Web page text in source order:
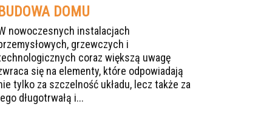
BUDOWA DOMU
nowoczesnych instalacjach
grzewczych i
coraz większą uwagę
się na elementy, które odpowiadają
tylko za szczelność układu, lecz także za
długotrwałą i...